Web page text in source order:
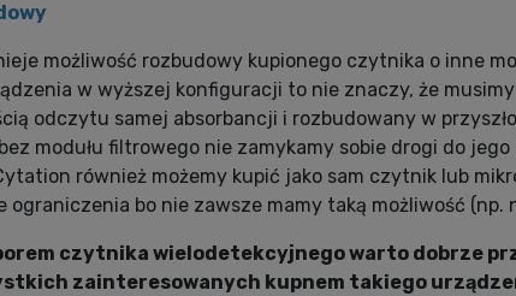
możliwość rozbudowy kupionego czytnika o inne
w wyższej konfiguracji to nie znaczy, że
odczytu samej absorbancji i rozbudowany w
modułu filtrowego nie zamykamy sobie drogi do
również możemy kupić jako sam czytnik lub
ograniczenia bo nie zawsze mamy taką możliwość
czytnika wielodetekcyjnego warto dobrze
zainteresowanych kupnem takiego